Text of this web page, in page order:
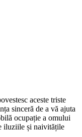
aceste triste
sinceră de a vă ajuta
ocupație a omului
iluziile și naivitățile